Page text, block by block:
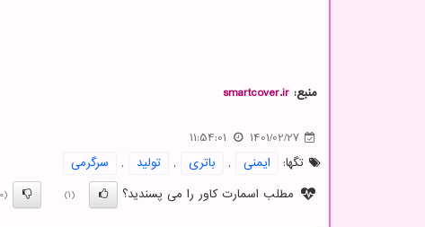
منبع: smartcover.ir
1401/02/27
11:54:01
تگها:
ایمنی , باتری , تولید ,
سرگرمی
مطلب اسمارت کاور را می پسندید؟
(1)
(0)